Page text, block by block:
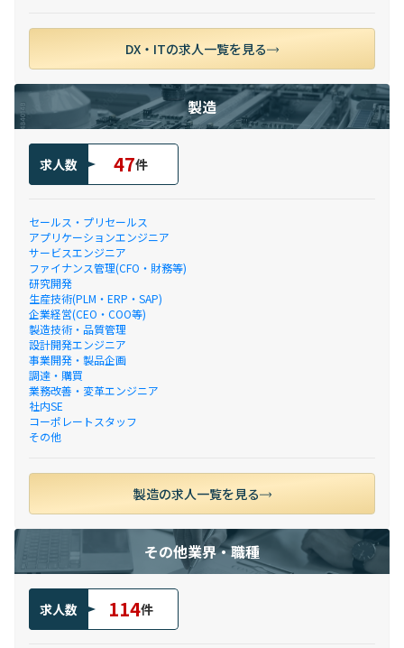
DX・ITの求人一覧を見る
製造
求人数 47件
セールス・プリセールス
アプリケーションエンジニア
サービスエンジニア
ファイナンス管理(CFO・財務等)
研究開発
生産技術(PLM・ERP・SAP)
企業経営(CEO・COO等)
製造技術・品質管理
設計開発エンジニア
事業開発・製品企画
調達・購買
業務改善・変革エンジニア
社内SE
コーポレートスタッフ
その他
製造の求人一覧を見る
その他業界・職種
求人数 114件